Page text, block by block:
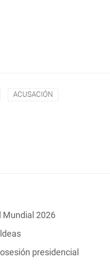
ACUSACIÓN
Mundial 2026
presidencial